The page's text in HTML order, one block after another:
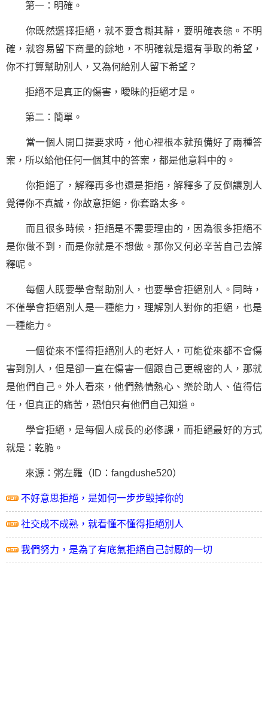
第一：明確。
你既然選擇拒絕，就不要含糊其辭，要明確表態。不明
確，就容易留下商量的餘地，不明確就是還有爭取的希望，
你不打算幫助別人，又為何給別人留下希望？
拒絕不是真正的傷害，曖昧的拒絕才是。
第二：簡單。
當一個人開口提要求時，他心裡根本就預備好了兩種答
案，所以給他任何一個其中的答案，都是他意料中的。
你拒絕了，解釋再多也還是拒絕，解釋多了反倒讓別人
覺得你不真誠，你故意拒絕，你套路太多。
而且很多時候，拒絕是不需要理由的，因為很多拒絕不
是你做不到，而是你就是不想做。那你又何必辛苦自己去解
釋呢。
每個人既要學會幫助別人，也要學會拒絕別人。同時，
不僅學會拒絕別人是一種能力，理解別人對你的拒絕，也是
一種能力。
一個從來不懂得拒絕別人的老好人，可能從來都不會傷
害到別人，但是卻一直在傷害一個跟自己更親密的人，那就
是他們自己。外人看來，他們熱情熱心、樂於助人、值得信
任，但真正的痛苦，恐怕只有他們自己知道。
學會拒絕，是每個人成長的必修課，而拒絕最好的方式
就是：乾脆。
來源：粥左羅（ID：fangdushe520）
不好意思拒絕，是如何一步步毀掉你的
社交成不成熟，就看懂不懂得拒絕別人
我們努力，是為了有底氣拒絕自己討厭的一切